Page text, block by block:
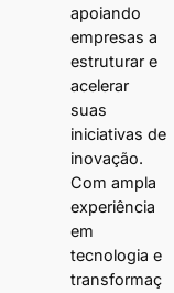
apoiando
empresas a
estruturar e
acelerar
suas
iniciativas de
inovação.
Com ampla
experiência
em
tecnologia e
transformaç